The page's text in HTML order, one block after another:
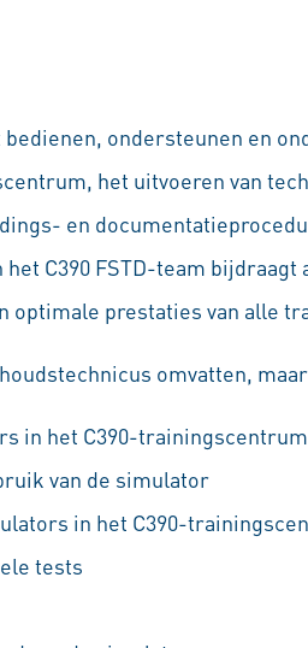
ondersteunen en
het uitvoeren van
en
C390 FSTD-team bijdraagt
prestaties van alle
omvatten,
in het C390-trainingscentrum
van de simulator
in het C390-
tests